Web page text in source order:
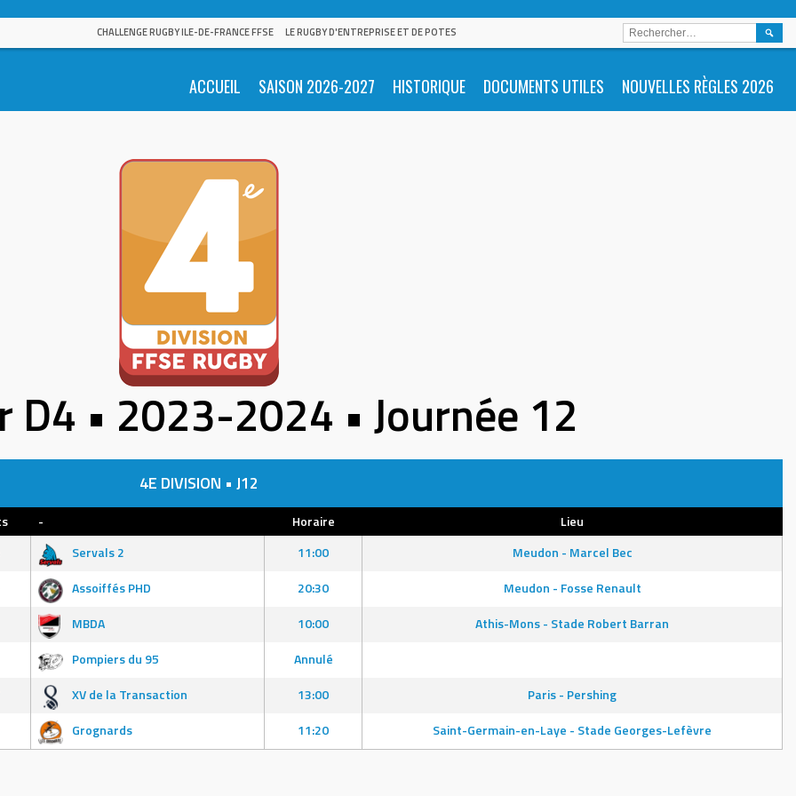
CHALLENGE RUGBY ILE-DE-FRANCE FFSE LE RUGBY D'ENTREPRISE ET DE POTES
ACCUEIL SAISON 2026-2027 HISTORIQUE DOCUMENTS UTILES NOUVELLES RÈGLES 2026
D4 • 2023-2024 • Journée 12
4E DIVISION • J12
- Horaire
Lieu
Servals 2 11:00
Meudon - Marcel Bec
Assoiffés PHD 20:30
Meudon - Fosse Renault
MBDA 10:00
Athis-Mons - Stade Robert Barran
Pompiers du 95
Annulé
XV de la Transaction 13:00
Paris - Pershing
Grognards 11:20 Saint-Germain-en-Laye - Stade Georges-Lefèvre